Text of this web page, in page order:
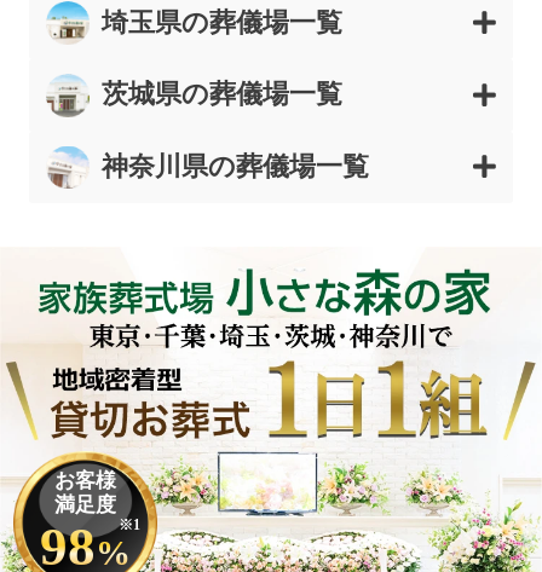
埼玉県の葬儀場一覧
茨城県の葬儀場一覧
神奈川県の葬儀場一覧
お客様
満足度
98%
※1